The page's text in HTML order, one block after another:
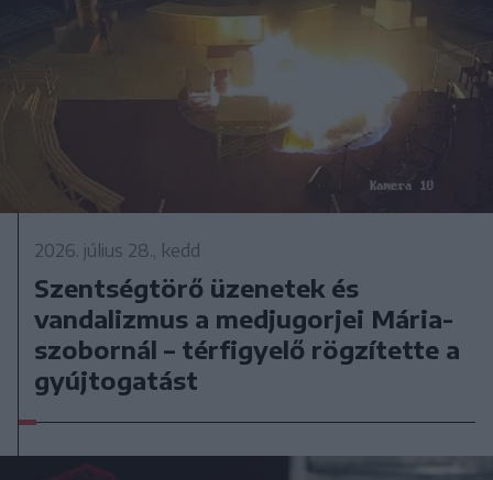
2026. július 28., kedd
Szentségtörő üzenetek és
vandalizmus a medjugorjei Mária-
szobornál – térfigyelő rögzítette a
gyújtogatást